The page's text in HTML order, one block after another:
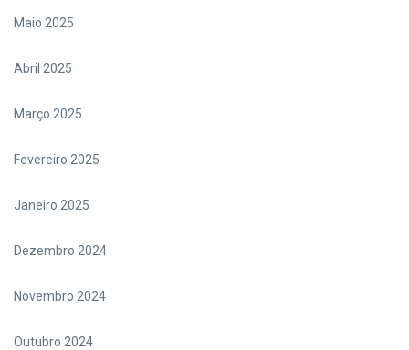
Maio 2025
Abril 2025
Março 2025
Fevereiro 2025
Janeiro 2025
Dezembro 2024
Novembro 2024
Outubro 2024